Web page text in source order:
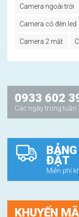
Camera ngoài trời
Camera có đèn led
Camera 2 mắt
0933 602
Các ngày trong tuần
ĐẶT
Miễn phí
KHUYẾN